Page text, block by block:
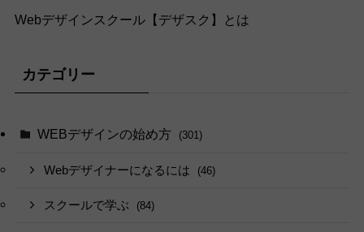
Webデザインスクール【デザスク】とは
カテゴリー
WEBデザインの始め方 (301)
Webデザイナーになるには (46)
スクールで学ぶ (84)